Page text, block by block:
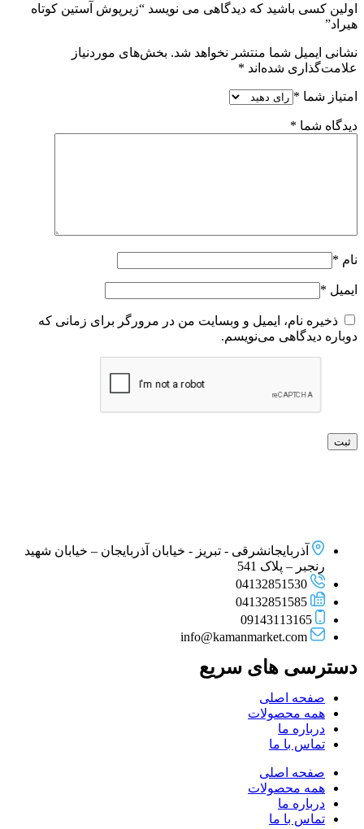
اولین کسی باشید که دیدگاهی می نویسد “زیرپوش آستین کوتاه
هیراد”
نشانی ایمیل شما منتشر نخواهد شد. بخش‌های موردنیاز
علامت‌گذاری شده‌اند *
امتیاز شما *
دیدگاه شما *
نام *
ایمیل *
ذخیره نام، ایمیل و وبسایت من در مرورگر برای زمانی که
دوباره دیدگاهی می‌نویسم.
آذربایجانشرقی - تبریز - خیابان آذربایجان – خیابان شهید
رنجبر – پلاک 541
04132851530
04132851585
09143113165
info@kamanmarket.com
دسترسی های سریع
صفحه اصلی
همه محصولات
درباره ما
تماس با ما
صفحه اصلی
همه محصولات
درباره ما
تماس با ما